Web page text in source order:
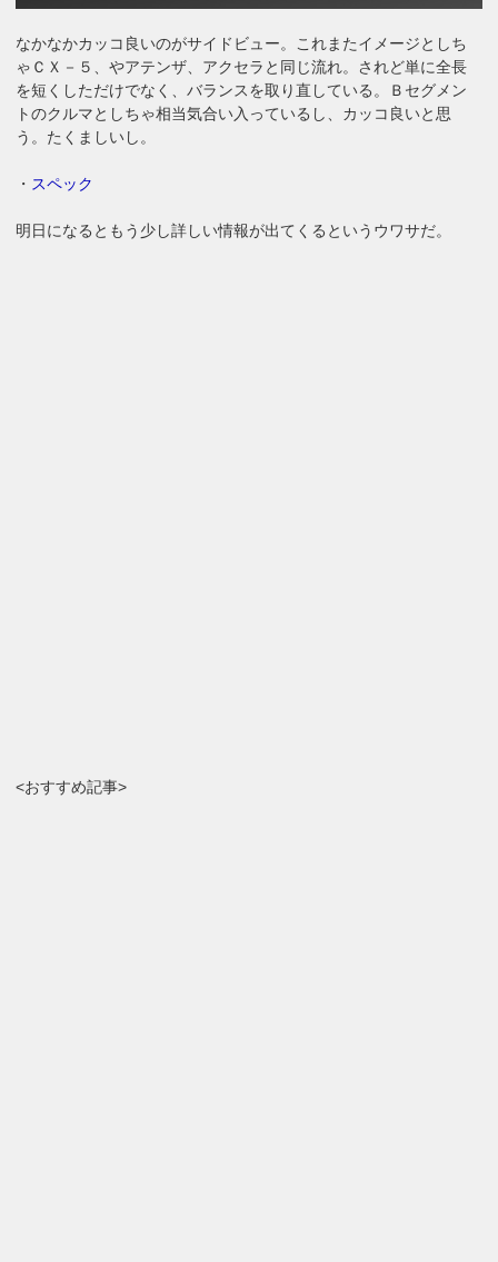
なかなかカッコ良いのがサイドビュー。これまたイメージとしち
ゃＣＸ－５、やアテンザ、アクセラと同じ流れ。されど単に全長
を短くしただけでなく、バランスを取り直している。Ｂセグメン
トのクルマとしちゃ相当気合い入っているし、カッコ良いと思
う。たくましいし。
・ スペック
明日になるともう少し詳しい情報が出てくるというウワサだ。
<おすすめ記事>